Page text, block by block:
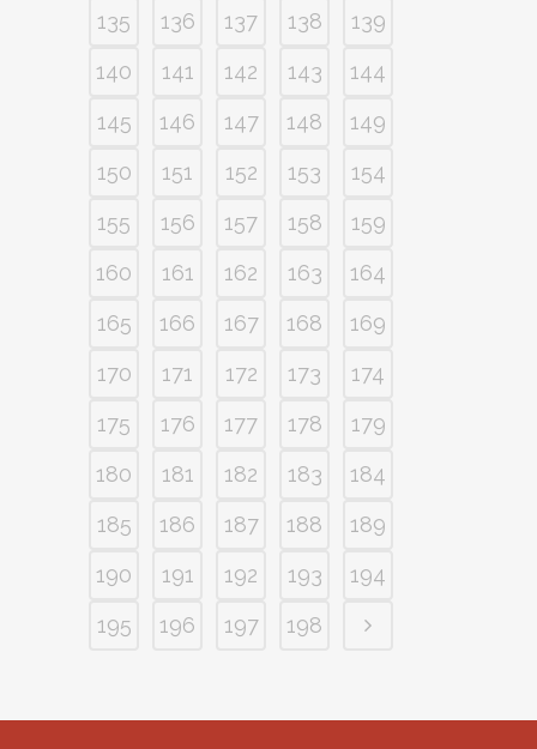
135
136 137 138
139
140
141 142 143
144
145
146 147 148
149
150
151 152 153
154
155
156 157 158
159
160
161 162 163
164
165
166 167 168
169
170
171 172 173
174
175
176 177 178
179
180
181 182 183
184
185
186 187 188
189
190
191 192 193
194
195
196 197 198